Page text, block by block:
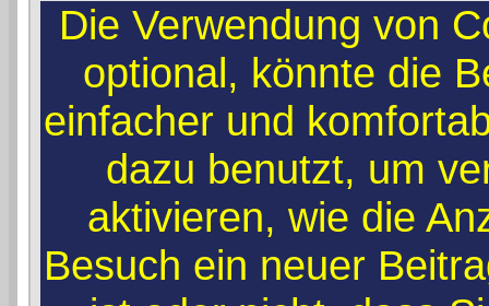
Die Verwendung von
optional, könnte die
einfacher und
dazu benutzt, um
aktivieren, wie die
Besuch ein neuer